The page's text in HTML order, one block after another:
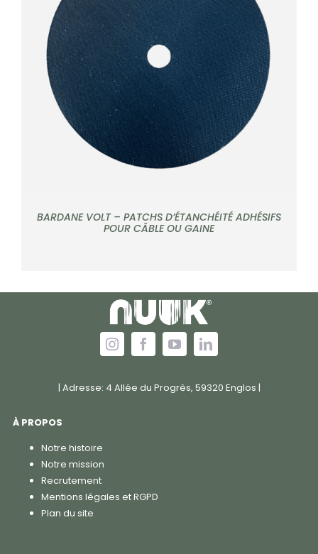
DÉTAILS
BARDANE VOLT – PATCHS D’ÉTANCHÉITÉ ADHÉSIFS
POUR CÂBLE OU GAINE
| Adresse: 4 Allée du Progrès, 59320 Englos |
À PROPOS
Notre histoire
Notre mission
Recrutement
Mentions légales et RGPD
Plan du site